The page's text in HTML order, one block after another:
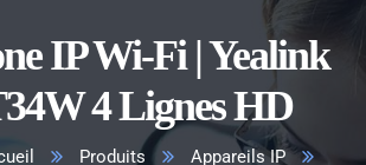
IP Wi-Fi | Yealink
4 Lignes HD
Produits
Appareils IP